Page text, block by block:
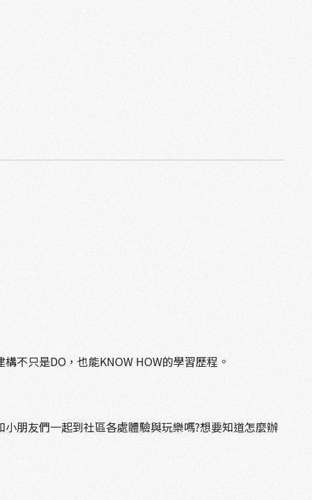
不只是DO，也能KNOW HOW的學習歷程。
朋友們一起到社區各處體驗與玩樂嗎?想要知道怎麼辦